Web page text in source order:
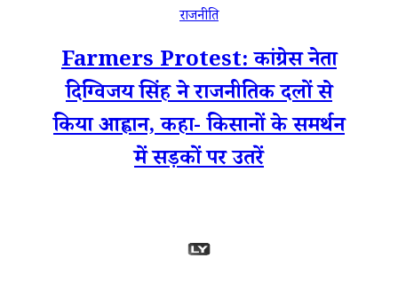
राजनीति
Farmers Protest: कांग्रेस नेता
दिग्विजय सिंह ने राजनीतिक दलों से
किया आह्वान, कहा- किसानों के समर्थन
में सड़कों पर उतरें